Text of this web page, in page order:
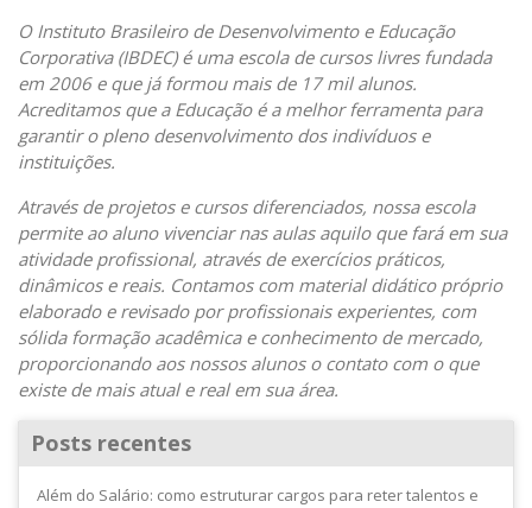
O Instituto Brasileiro de Desenvolvimento e Educação
Corporativa (IBDEC) é uma escola de cursos livres fundada
em 2006 e que já formou mais de 17 mil alunos.
Acreditamos que a Educação é a melhor ferramenta para
garantir o pleno desenvolvimento dos indivíduos e
instituições.
Através de projetos e cursos diferenciados, nossa escola
permite ao aluno vivenciar nas aulas aquilo que fará em sua
atividade profissional, através de exercícios práticos,
dinâmicos e reais. Contamos com material didático próprio
elaborado e revisado por profissionais experientes, com
sólida formação acadêmica e conhecimento de mercado,
proporcionando aos nossos alunos o contato com o que
existe de mais atual e real em sua área.
Posts recentes
Além do Salário: como estruturar cargos para reter talentos e